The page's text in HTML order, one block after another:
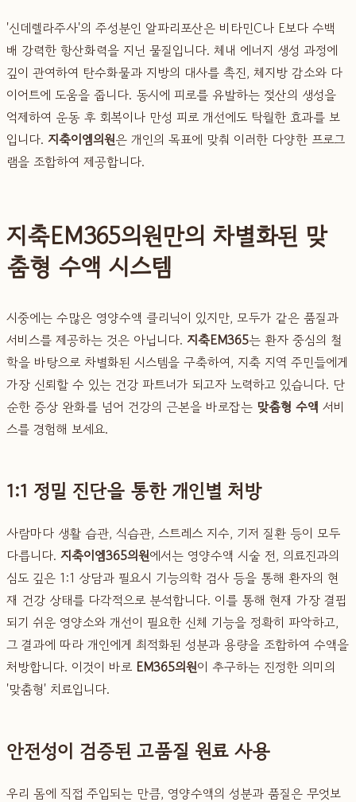
'신데렐라주사'의 주성분인 알파리포산은 비타민C나 E보다 수백
배 강력한 항산화력을 지닌 물질입니다. 체내 에너지 생성 과정에
깊이 관여하여 탄수화물과 지방의 대사를 촉진, 체지방 감소와 다
이어트에 도움을 줍니다. 동시에 피로를 유발하는 젖산의 생성을
억제하여 운동 후 회복이나 만성 피로 개선에도 탁월한 효과를 보
입니다. 지축이엠의원은 개인의 목표에 맞춰 이러한 다양한 프로그
램을 조합하여 제공합니다.
지축EM365의원만의 차별화된 맞
춤형 수액 시스템
시중에는 수많은 영양수액 클리닉이 있지만, 모두가 같은 품질과
서비스를 제공하는 것은 아닙니다. 지축EM365는 환자 중심의 철
학을 바탕으로 차별화된 시스템을 구축하여, 지축 지역 주민들에게
가장 신뢰할 수 있는 건강 파트너가 되고자 노력하고 있습니다. 단
순한 증상 완화를 넘어 건강의 근본을 바로잡는 맞춤형 수액 서비
스를 경험해 보세요.
1:1 정밀 진단을 통한 개인별 처방
사람마다 생활 습관, 식습관, 스트레스 지수, 기저 질환 등이 모두
다릅니다. 지축이엠365의원에서는 영양수액 시술 전, 의료진과의
심도 깊은 1:1 상담과 필요시 기능의학 검사 등을 통해 환자의 현
재 건강 상태를 다각적으로 분석합니다. 이를 통해 현재 가장 결핍
되기 쉬운 영양소와 개선이 필요한 신체 기능을 정확히 파악하고,
그 결과에 따라 개인에게 최적화된 성분과 용량을 조합하여 수액을
처방합니다. 이것이 바로 EM365의원이 추구하는 진정한 의미의
'맞춤형' 치료입니다.
안전성이 검증된 고품질 원료 사용
우리 몸에 직접 주입되는 만큼, 영양수액의 성분과 품질은 무엇보